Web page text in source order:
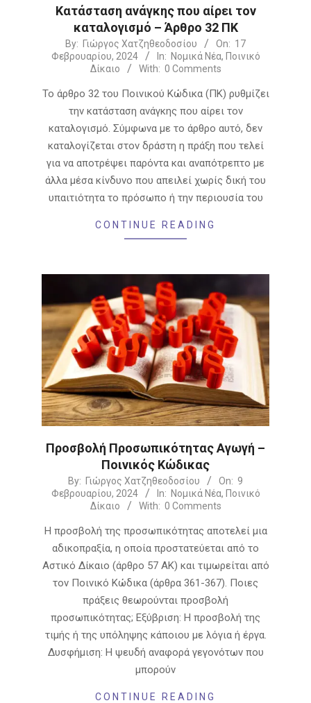
Κατάσταση ανάγκης που αίρει τον
καταλογισμό – Άρθρο 32 ΠΚ
2024-
02-
By: Γιώργος Χατζηθεοδοσίου On: 17
Φεβρουαρίου, 2024
In: Νομικά Νέα, Ποινικό
Δίκαιο
With: 0 Comments
Το άρθρο 32 του Ποινικού Κώδικα (ΠΚ) ρυθμίζει
την κατάσταση ανάγκης που αίρει τον
καταλογισμό. Σύμφωνα με το άρθρο αυτό, δεν
καταλογίζεται στον δράστη η πράξη που τελεί
για να αποτρέψει παρόντα και αναπότρεπτο με
άλλα μέσα κίνδυνο που απειλεί χωρίς δική του
υπαιτιότητα το πρόσωπο ή την περιουσία του
CONTINUE READING
Προσβολή Προσωπικότητας Αγωγή –
Ποινικός Κώδικας
02-
By: Γιώργος Χατζηθεοδοσίου On: 9
Φεβρουαρίου, 2024
In: Νομικά Νέα, Ποινικό
Δίκαιο
With: 0 Comments
Η προσβολή της προσωπικότητας αποτελεί μια
αδικοπραξία, η οποία προστατεύεται από το
Αστικό Δίκαιο (άρθρο 57 ΑΚ) και τιμωρείται από
τον Ποινικό Κώδικα (άρθρα 361-367). Ποιες
πράξεις θεωρούνται προσβολή
προσωπικότητας; Εξύβριση: Η προσβολή της
τιμής ή της υπόληψης κάποιου με λόγια ή έργα.
Δυσφήμιση: Η ψευδή αναφορά γεγονότων που
μπορούν
CONTINUE READING